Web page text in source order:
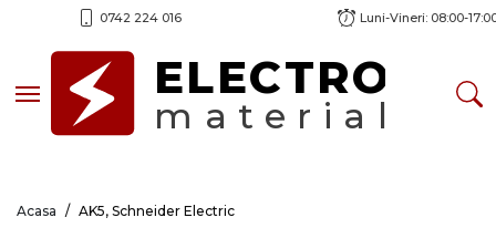
0742 224 016 Luni-Vineri: 08:00-
Toggle navigationELECTRO
material
Acasa AK5, Schneider Electric